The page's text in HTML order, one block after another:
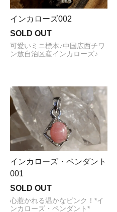
インカローズ002
SOLD OUT
可愛いミニ標本♪中国広西チワ
ン放自治区産インカローズ♪
インカローズ・ペンダント
001
SOLD OUT
心惹かれる温かなピンク！*イ
ンカローズ・ペンダント*